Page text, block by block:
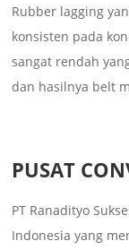
Rubber lagging
konsisten pada
sangat rendah
dan hasilnya belt
PUSAT
PT Ranadityo
Indonesia yang